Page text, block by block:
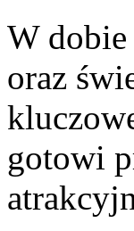
W
oraz
gotowi